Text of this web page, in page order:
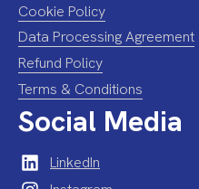
Cookie Policy
Data Processing Agreement
Refund Policy
Terms & Conditions
Social Media
LinkedIn